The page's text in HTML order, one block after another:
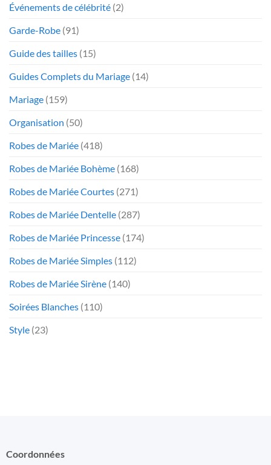
Événements de célébrité (2)
Garde-Robe (91)
Guide des tailles (15)
Guides Complets du Mariage (14)
Mariage (159)
Organisation (50)
Robes de Mariée (418)
Robes de Mariée Bohème (168)
Robes de Mariée Courtes (271)
Robes de Mariée Dentelle (287)
Robes de Mariée Princesse (174)
Robes de Mariée Simples (112)
Robes de Mariée Sirène (140)
Soirées Blanches (110)
Style (23)
Coordonnées